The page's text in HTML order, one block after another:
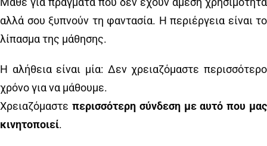
αλλά σου ξυπνούν τη φαντασία. Η περιέργεια είναι το
λίπασμα της μάθησης.
Η αλήθεια είναι μία: Δεν χρειαζόμαστε περισσότερο
χρόνο για να μάθουμε.
Χρειαζόμαστε περισσότερη σύνδεση με αυτό που μας
κινητοποιεί.